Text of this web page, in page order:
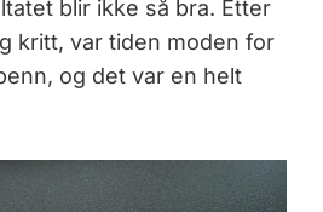
blir ikke så bra. Etter
kritt, var tiden moden for
og det var en helt